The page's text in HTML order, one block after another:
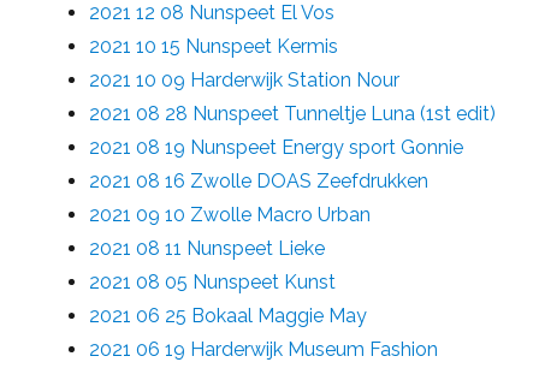
2021 12 08 Nunspeet El Vos
2021 10 15 Nunspeet Kermis
2021 10 09 Harderwijk Station Nour
2021 08 28 Nunspeet Tunneltje Luna (1st edit)
2021 08 19 Nunspeet Energy sport Gonnie
2021 08 16 Zwolle DOAS Zeefdrukken
2021 09 10 Zwolle Macro Urban
2021 08 11 Nunspeet Lieke
2021 08 05 Nunspeet Kunst
2021 06 25 Bokaal Maggie May
2021 06 19 Harderwijk Museum Fashion